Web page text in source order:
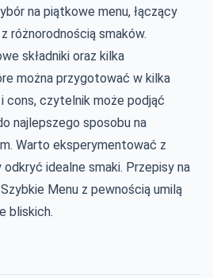
na piątkowe menu, łączący
różnorodnością smaków.
składniki oraz kilka
można przygotować w kilka
cons, czytelnik może podjąć
najlepszego sposobu na
Warto eksperymentować z
odkryć idealne smaki. Przepisy na
Menu z pewnością umilą
bliskich.